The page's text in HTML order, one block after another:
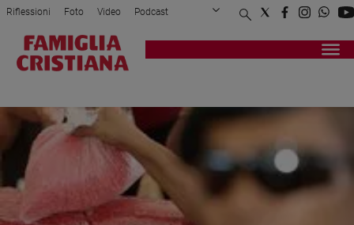
Attualità
Politica
Mondo
Economia
Legalità
giustizia
Riflessioni Foto Video Podcast
Privacy Policy Chi siamo
Registrati Redazione